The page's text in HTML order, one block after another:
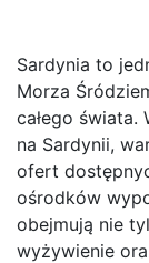
Sardynia to
Morza
całego świata.
na Sardynii,
ofert
ośrodków
obejmują nie
wyżywienie